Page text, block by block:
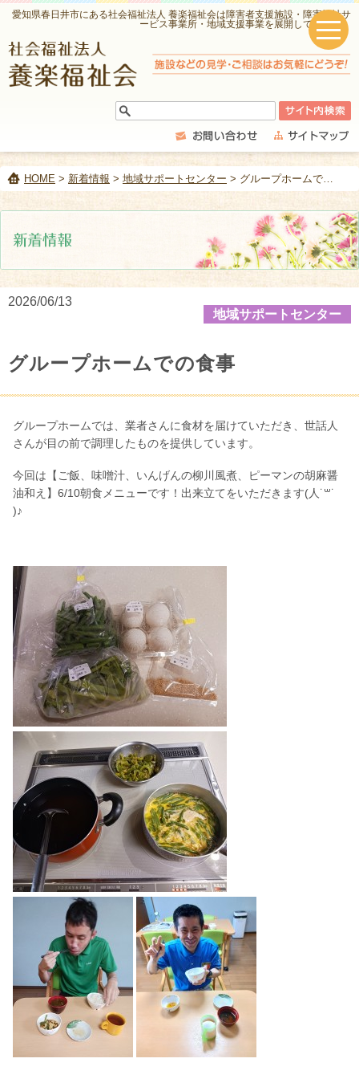
愛知県春日井市にある社会福祉法人 養楽福祉会は障害者支援施設・障害福祉サ
ービス事業所・地域支援事業を展開しています。
HOME > 新着情報 > 地域サポートセンター > グループホームでの食事
2026/06/13
地域サポートセンター
グループホームでの食事
グループホームでは、業者さんに食材を届けていただき、世話人
さんが目の前で調理したものを提供しています。
今回は【ご飯、味噌汁、いんげんの柳川風煮、ピーマンの胡麻醤
油和え】6/10朝食メニューです！出来立てをいただきます(人˙꒳˙
)♪